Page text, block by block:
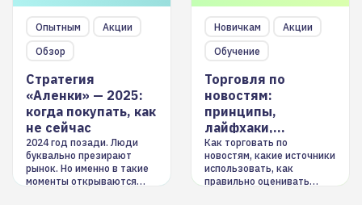
Опытным
Акции
Обзор
Стратегия
«Аленки» — 2025:
когда покупать, как
не сейчас
2024 год позади. Люди
буквально презирают
рынок. Но именно в такие
моменты открываются
Новичкам
Акции
Обучение
Торговля по
новостям:
принципы,
лайфхаки,
инструменты
Как торговать по
новостям, какие источники
использовать, как
правильно оценивать